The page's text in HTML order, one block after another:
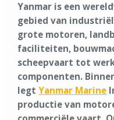
Yanmar is een
gebied van
grote motoren,
faciliteiten,
scheepvaart tot
componenten.
legtYanmar Marine
productie van